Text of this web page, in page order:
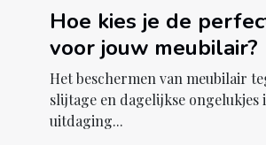
Hoe kies je de
voor jouw meubilair?
Het beschermen van meubilair
slijtage en dagelijkse ongelukjes
uitdaging...